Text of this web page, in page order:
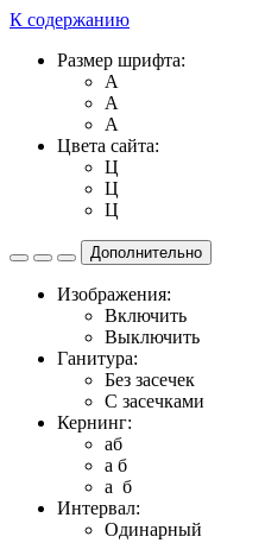
К содержанию
Размер шрифта:
A
A
A
Цвета сайта:
Ц
Ц
Ц
Дополнительно
Изображения:
Включить
Выключить
Ганитура:
Без засечек
С засечками
Кернинг:
aб
a б
a б
Интервал:
Одинарный